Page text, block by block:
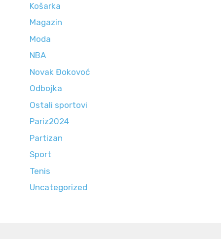
Košarka
Magazin
Moda
NBA
Novak Đokovoć
Odbojka
Ostali sportovi
Pariz2024
Partizan
Sport
Tenis
Uncategorized